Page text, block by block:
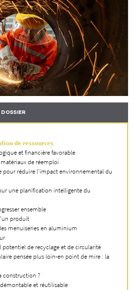
de ressources
et financière favorable
de réemploi
pour réduire l’impact environnemental du
une planification intelligente du
ensemble
produit
menuiseries en aluminium
potentiel de recyclage et de circularité
pensée plus loin-en point de mire : la
construction ?
et réutilisable